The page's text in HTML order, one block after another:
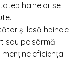
hainelor se
și lasă hainele
sau pe sârmă.
eficiența